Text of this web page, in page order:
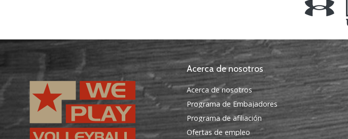
Acerca de nosotros
Acerca de nosotros
Programa de Embajadores
Programa de afiliación
Ofertas de empleo